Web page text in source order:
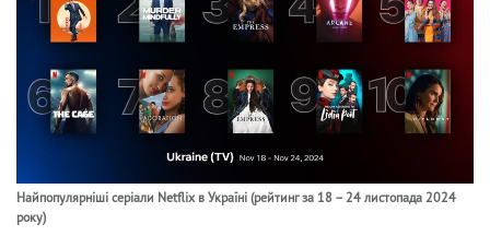
Найпопулярніші серіали Netflix в Україні (рейтинг за 18 – 24 листопада 2024
року)